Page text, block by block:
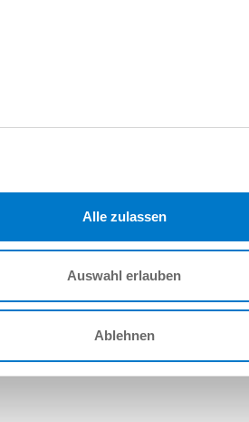
Alle zulassen
Auswahl erlauben
Ablehnen
© ZIMMER GROUP 2026